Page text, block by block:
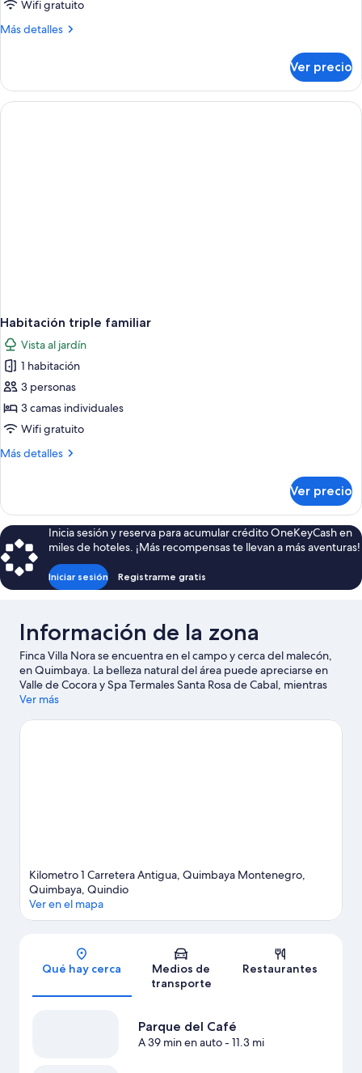
no
Wifi gratuito
Más detalles
Más
Confort,
para
no
Ver precio
Habitación triple familiar
Vista al jardín
1 habitación
3 personas
3 camas individuales
Wifi gratuito
Más detalles
Más
triple
familiar
Ver precio
Inicia sesión y reserva para acumular crédito OneKeyCash en
miles de hoteles. ¡Más recompensas te llevan a más aventuras!
Iniciar sesión Registrarme gratis
Información de la zona
Finca Villa Nora se encuentra en el campo y cerca del malecón,
en Quimbaya. La belleza natural del área puede apreciarse en
Valle de Cocora y Spa Termales Santa Rosa de Cabal, mientras
que Panaca y Parque del Café son algunos de los puntos de
Bioparque Ukumarí son lugares increíbles que no te puedes
Ver más
Kilometro 1 Carretera Antigua, Quimbaya Montenegro,
Quimbaya, Quindio
Ver en el mapa
Qué hay cerca
Medios de
transporte
Restaurantes
Parque del Café
A 39 min en auto- 11.3 mi